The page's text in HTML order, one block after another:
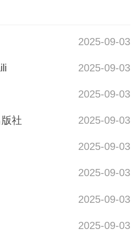
2025-09-03
2025-09-03
2025-09-03
社 2025-09-03
2025-09-03
2025-09-03
2025-09-03
2025-09-03